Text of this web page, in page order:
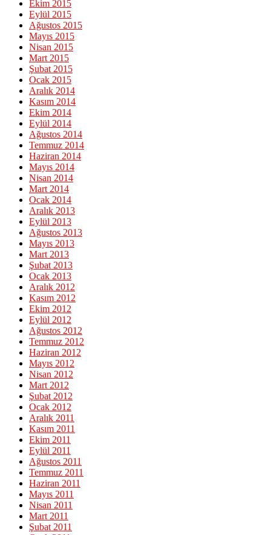
Ekim 2015
Eylül 2015
Ağustos 2015
Mayıs 2015
Nisan 2015
Mart 2015
Şubat 2015
Ocak 2015
Aralık 2014
Kasım 2014
Ekim 2014
Eylül 2014
Ağustos 2014
Temmuz 2014
Haziran 2014
Mayıs 2014
Nisan 2014
Mart 2014
Ocak 2014
Aralık 2013
Eylül 2013
Ağustos 2013
Mayıs 2013
Mart 2013
Şubat 2013
Ocak 2013
Aralık 2012
Kasım 2012
Ekim 2012
Eylül 2012
Ağustos 2012
Temmuz 2012
Haziran 2012
Mayıs 2012
Nisan 2012
Mart 2012
Şubat 2012
Ocak 2012
Aralık 2011
Kasım 2011
Ekim 2011
Eylül 2011
Ağustos 2011
Temmuz 2011
Haziran 2011
Mayıs 2011
Nisan 2011
Mart 2011
Şubat 2011